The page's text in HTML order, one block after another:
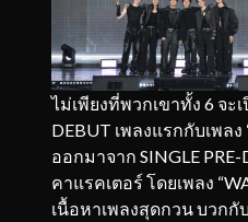
ไม่เพียงที่พวกเขาทั้ง 6 จะ
DEBUT เพลงแรกกับเพ
ออกมาจาก SINGLE
คาแรคเตอร์ โดยเพลง
เนื้อหาเพลงสุดกวน บวก